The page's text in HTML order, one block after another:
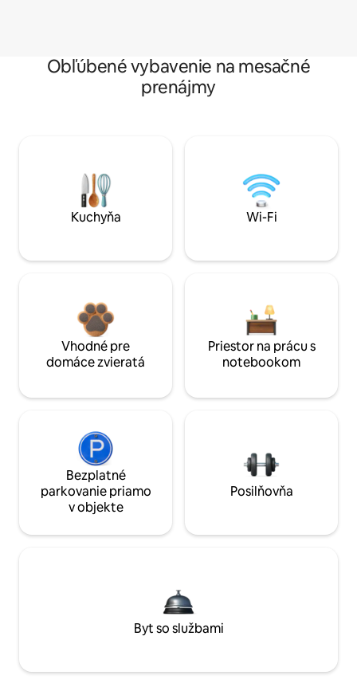
Obľúbené vybavenie na mesačné
prenájmy
Kuchyňa Wi-Fi
Vhodné pre
domáce zvieratá
Priestor na prácu s
notebookom
Bezplatné
parkovanie priamo
v objekte
Posilňovňa
Byt so službami